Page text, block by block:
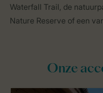
Waterfall Trail, de
Nature Reserve of een